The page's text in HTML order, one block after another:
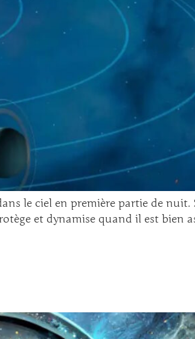
le ciel en première partie de nuit.
et dynamise quand il est bien